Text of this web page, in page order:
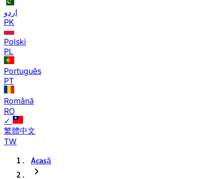
اردو
PK
Polski
PL
Português
PT
Română
RO
✓
繁體中文
TW
Acasă
chevron_right